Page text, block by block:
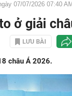
07/07/2026 07:40
ở giải
LƯU BÀI
châu Á 2026.